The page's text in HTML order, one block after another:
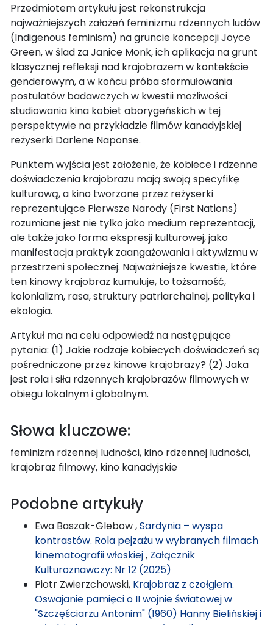
Przedmiotem artykułu jest rekonstrukcja
najważniejszych założeń feminizmu rdzennych ludów
(Indigenous feminism) na gruncie koncepcji Joyce
Green, w ślad za Janice Monk, ich aplikacja na grunt
klasycznej refleksji nad krajobrazem w kontekście
genderowym, a w końcu próba sformułowania
postulatów badawczych w kwestii możliwości
studiowania kina kobiet aborygeńskich w tej
perspektywie na przykładzie filmów kanadyjskiej
reżyserki Darlene Naponse.
Punktem wyjścia jest założenie, że kobiece i rdzenne
doświadczenia krajobrazu mają swoją specyfikę
kulturową, a kino tworzone przez reżyserki
reprezentujące Pierwsze Narody (First Nations)
rozumiane jest nie tylko jako medium reprezentacji,
ale także jako forma ekspresji kulturowej, jako
manifestacja praktyk zaangażowania i aktywizmu w
przestrzeni społecznej. Najważniejsze kwestie, które
ten kinowy krajobraz kumuluje, to tożsamość,
kolonializm, rasa, struktury patriarchalnej, polityka i
ekologia.
Artykuł ma na celu odpowiedź na następujące
pytania: (1) Jakie rodzaje kobiecych doświadczeń są
pośredniczone przez kinowe krajobrazy? (2) Jaka
jest rola i siła rdzennych krajobrazów filmowych w
obiegu lokalnym i globalnym.
Słowa kluczowe:
feminizm rdzennej ludności, kino rdzennej ludności,
krajobraz filmowy, kino kanadyjskie
Podobne artykuły
Ewa Baszak-Glebow ,Sardynia – wyspa
kontrastów. Rola pejzażu w wybranych filmach
kinematografii włoskiej, Załącznik
Kulturoznawczy: Nr 12 (2025)
Piotr Zwierzchowski, Krajobraz z czołgiem.
Oswajanie pamięci o II wojnie światowej w
"Szczęściarzu Antonim" (1960) Hanny Bielińskiej i